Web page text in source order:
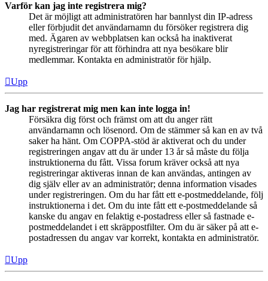
Varför kan jag inte registrera mig?
Det är möjligt att administratören har bannlyst din IP-adress
eller förbjudit det användarnamn du försöker registrera dig
med. Ägaren av webbplatsen kan också ha inaktiverat
nyregistreringar för att förhindra att nya besökare blir
medlemmar. Kontakta en administratör för hjälp.
Upp
Jag har registrerat mig men kan inte logga in!
Försäkra dig först och främst om att du anger rätt
användarnamn och lösenord. Om de stämmer så kan en av två
saker ha hänt. Om COPPA-stöd är aktiverat och du under
registreringen angav att du är under 13 år så måste du följa
instruktionerna du fått. Vissa forum kräver också att nya
registreringar aktiveras innan de kan användas, antingen av
dig själv eller av an administratör; denna information visades
under registreringen. Om du har fått ett e-postmeddelande, följ
instruktionerna i det. Om du inte fått ett e-postmeddelande så
kanske du angav en felaktig e-postadress eller så fastnade e-
postmeddelandet i ett skräppostfilter. Om du är säker på att e-
postadressen du angav var korrekt, kontakta en administratör.
Upp